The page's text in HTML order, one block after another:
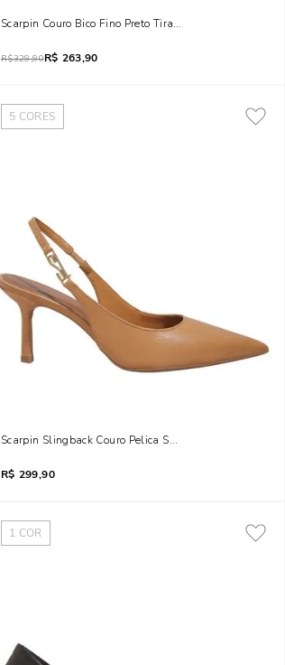
Scarpin Couro Bico Fino Preto Tira Cruzada
R$329,90R$ 263,90
5 CORES
Scarpin Slingback Couro Pelica Soft Marrom Doce De
R$ 299,90
1 COR